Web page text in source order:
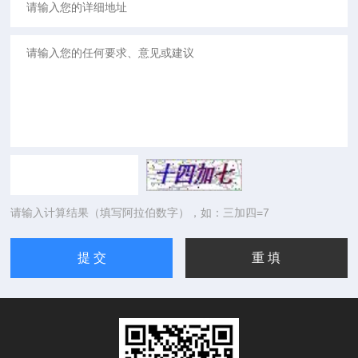
请输入计算结果（填写阿拉伯数字），如：三加四=7